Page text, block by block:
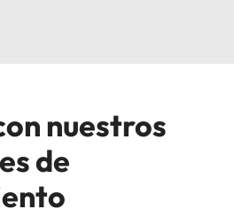
nuestros
de